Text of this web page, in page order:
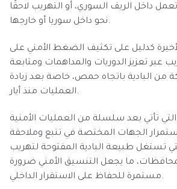
داخل الريف السوري، أو التهريب لاحقًا
نحو داخل سوريا أو خارجها.
كدليل على تكثيف الضغط الأمني على
عبر تعزيز الدوريات والمداهمات ومتابعة
من البادية باتجاه حمص، خاصة بعد زيادة
العمليات منذ أيار.
تأتي بعد سلسلة من العمليات الأمنية
الجهات المختصة في تتبع وملاحقة
تستغل طبيعة البادية المفتوحة لتهريب
ما يجعل التنسيق الأمني ضرورة
مستمرة للحفاظ على الاستقرار الداخلي.